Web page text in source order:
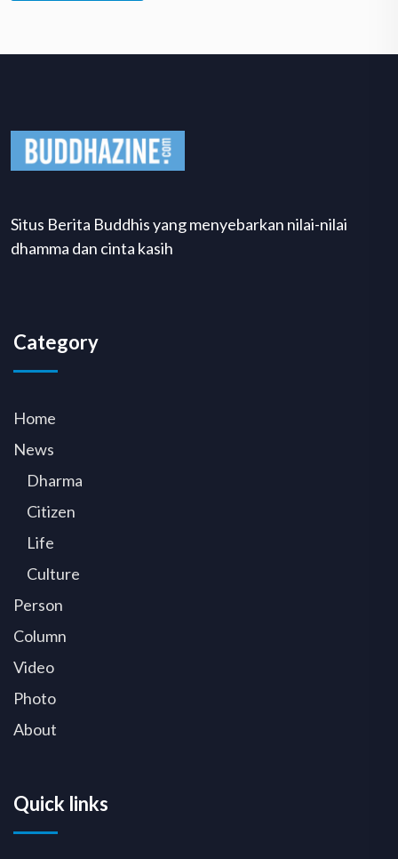
Situs Berita Buddhis yang menyebarkan nilai-nilai
dhamma dan cinta kasih
Category
Home
News
Dharma
Citizen
Life
Culture
Person
Column
Video
Photo
About
Quick links